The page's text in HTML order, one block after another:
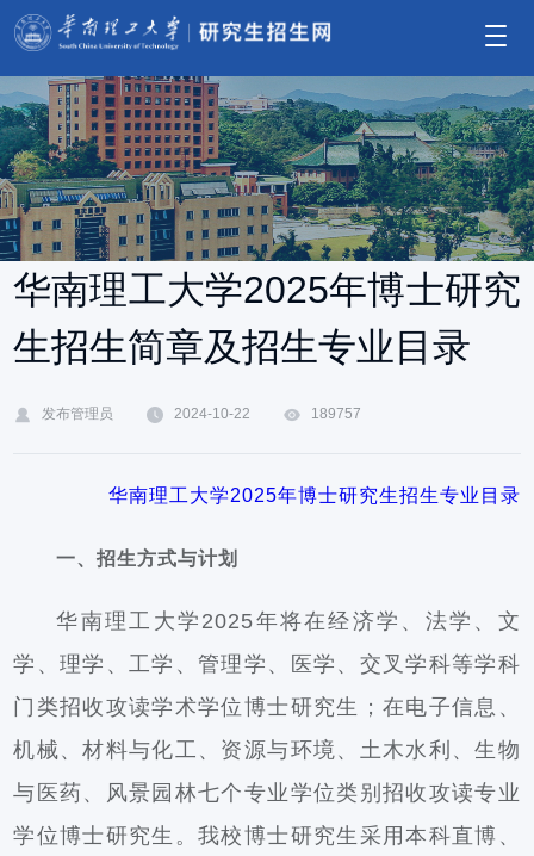
华南理工大学2025年博士研究
生招生简章及招生专业目录
发布管理员 2024-10-22 189757
华南理工大学2025年博士研究生招生专业目录
一、招生方式与计划
华南理工大学2025年将在经济学、法学、文
学、理学、工学、管理学、医学、交叉学科等学科
门类招收攻读学术学位博士研究生；在电子信息、
机械、材料与化工、资源与环境、土木水利、生物
与医药、风景园林七个专业学位类别招收攻读专业
学位博士研究生。我校博士研究生采用本科直博、